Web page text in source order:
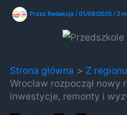
Przez Redakcja /01/09/2025 /2
Strona główna
Z regionu
Wrocław rozpoczął nowy
inwestycje, remonty i